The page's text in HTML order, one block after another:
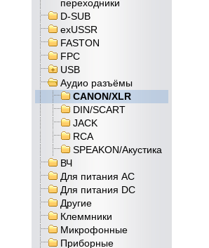
переходники
D-SUB
exUSSR
FASTON
FPC
USB
Аудио разъёмы
CANON/XLR
DIN/SCART
JACK
RCA
SPEAKON/Акустика
ВЧ
Для питания AC
Для питания DC
Другие
Клеммники
Микрофонные
Приборные